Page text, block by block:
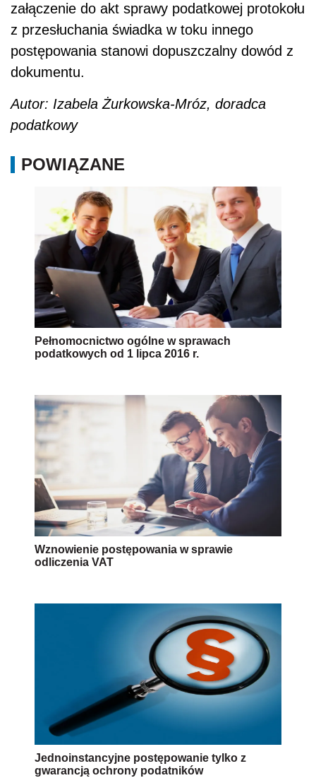
załączenie do akt sprawy podatkowej protokołu
z przesłuchania świadka w toku innego
postępowania stanowi dopuszczalny dowód z
dokumentu.
Autor: Izabela Żurkowska-Mróz, doradca
podatkowy
POWIĄZANE
Pełnomocnictwo ogólne w sprawach
podatkowych od 1 lipca 2016 r.
Wznowienie postępowania w sprawie
odliczenia VAT
Jednoinstancyjne postępowanie tylko z
gwarancją ochrony podatników